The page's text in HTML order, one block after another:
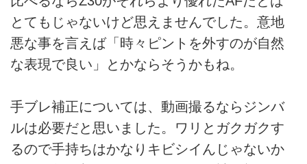
とてもじゃないけど思えませんでした。意地
悪な事を言えば「時々ピントを外すのが自然
な表現で良い」とかならそうかもね。
手ブレ補正については、動画撮るならジンバ
ルは必要だと思いました。ワリとガクガクす
るので手持ちはかなりキビシイんじゃないか